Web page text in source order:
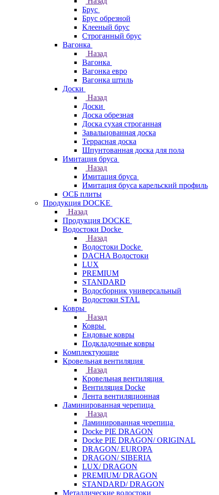
Брус
Брус обрезной
Клееный брус
Строганный брус
Вагонка
Назад
Вагонка
Вагонка евро
Вагонка штиль
Доски
Назад
Доски
Доска обрезная
Доска сухая строганная
Завальцованная доска
Террасная доска
Шпунтованная доска для пола
Имитация бруса
Назад
Имитация бруса
Имитация бруса карельский профиль
ОСБ плиты
Продукция DOCKE
Назад
Продукция DOCKE
Водостоки Docke
Назад
Водостоки Docke
DACHA Водостоки
LUX
PREMIUM
STANDARD
Водосборник универсальный
Водостоки STAL
Ковры
Назад
Ковры
Ендовые ковры
Подкладочные ковры
Комплектующие
Кровельная вентиляция
Назад
Кровельная вентиляция
Вентиляция Docke
Лента вентиляционная
Ламинированная черепица
Назад
Ламинированная черепица
Docke PIE DRAGON
Docke PIE DRAGON/ ORIGINAL
DRAGON/ EUROPA
DRAGON/ SIBERIA
LUX/ DRAGON
PREMIUM/ DRAGON
STANDARD/ DRAGON
Металлические водостоки